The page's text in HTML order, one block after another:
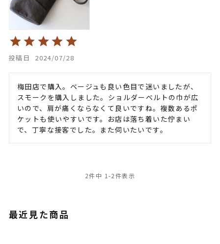
投稿日 2024/07/28
梅田店で購入。ベージュも良い色目で迷いましたが、
スモークを購入しました。ショルダーベルトの巾が広
いので、肩が痛くならなくて良いですね。複数あるポ
ケットも使いやすいです。お店は落ち着いた佇まい
で、丁寧な接客でした。また伺いたいです。
2件中 1 -2件表示
最近見た商品